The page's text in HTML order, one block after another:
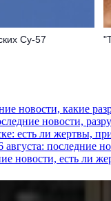
Су-57
новости, какие
новости,
есть ли жертвы,
последние
новости, есть ли